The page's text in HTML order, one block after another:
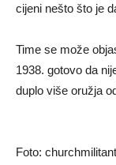
cijeni nešto što je
Time se može
1938. gotovo da
duplo više oružja
Foto: